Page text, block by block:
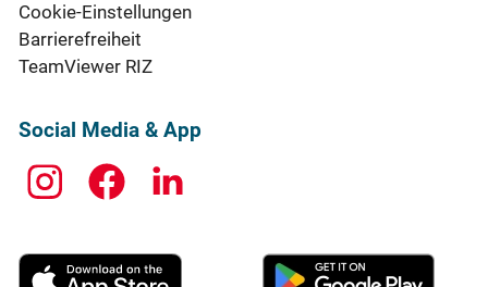
Cookie-Einstellungen
Barrierefreiheit
TeamViewer RIZ
Social Media & App